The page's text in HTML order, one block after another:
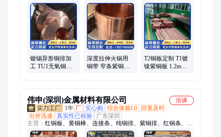
排、黄铜排、镀锡铜母线、T2紫铜排、TMY镀锡铜母线、机房
汇流铜排、紫铜丝、空调铜管、紫铜带、黄铜管、黄铜板、黄铜
带、紫铜线、铜包铝排、T2紫铜板、T2紫铜棒、TP2脱脂铜管、
紫铜带加工、紫铜管折弯加工、H65黄铜棒
镀锡异形铜排加
工 TU1无氧铜母
深度拉伸火锅用
铜带 窄条紫铜带
T2铜板定制 T1镀
镍紫铜板 1.2mm
伟申(深圳)金属材料有限公司
洽谈
1年 厂 安心购 综合体验L0
回复及时
出价迅速
真实性已核验
广东深圳
主营： 红铜板、黄铜棒、连接条、纯铜排、紫铜排、红铜条、红
铜棒、铝合金、止水板、纯铜带、紫铜带、纯铜棒、纯铜板、黄